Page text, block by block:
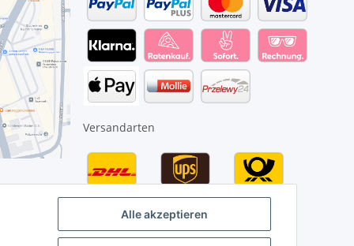
Alle akzeptieren
Versandarten